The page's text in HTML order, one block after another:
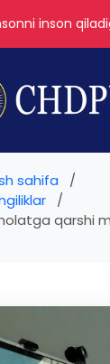
inson
sahifa
qarshi